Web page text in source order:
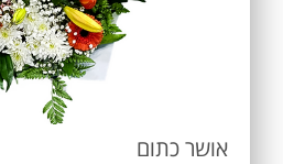
אושר כתום